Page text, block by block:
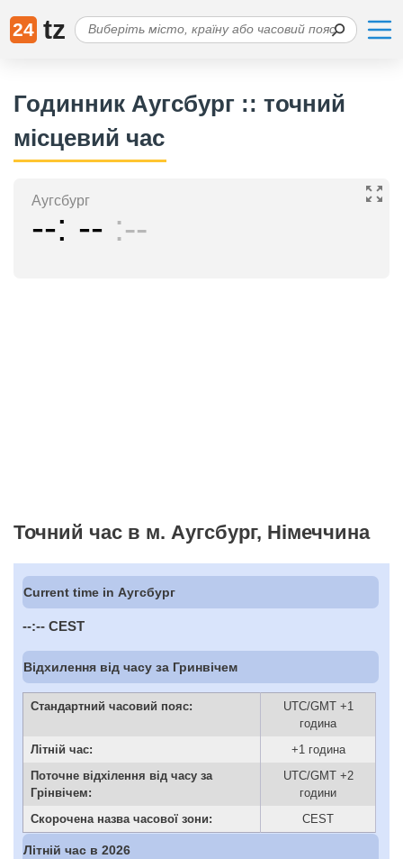
24 tz
Годинник Аугсбург :: точний
місцевий час
Аугсбург
-- -- --
Точний час в м. Аугсбург, Німеччина
Current time in Аугсбург
--:-- CEST
Відхилення від часу за Гринвічем
Стандартний часовий пояс:
UTC/GMT +1
година
Літній час:
+1 година
Поточне відхілення від часу за
Грінвічем:
UTC/GMT +2
години
Скорочена назва часової зони:
CEST
Літній час в 2026